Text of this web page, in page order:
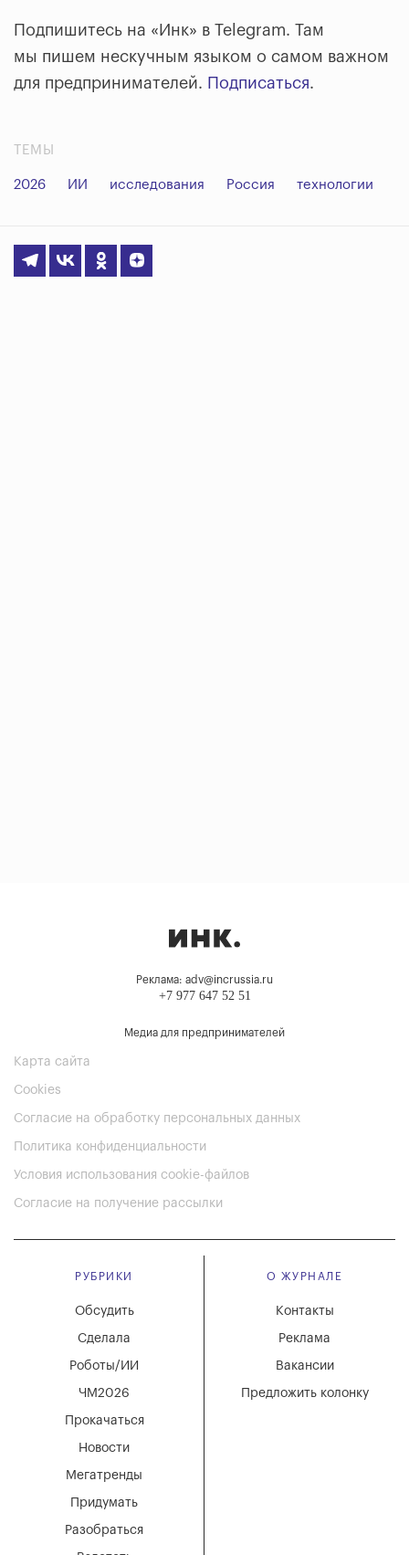
Подпишитесь на «Инк» в Telegram. Там
мы пишем нескучным языком о самом важном
для предпринимателей. Подписаться.
ТЕМЫ
2026 ИИ исследования Россия технологии
Реклама: adv@incrussia.ru
+7 977 647 52 51
Медиа для предпринимателей
Карта сайта
Cookies
Согласие на обработку персональных данных
Политика конфиденциальности
Условия использования cookie-файлов
Согласие на получение рассылки
РУБРИКИ
Мегатренды
Придумать
Разобраться
Новости
Обсудить
Сделала
Роботы/ИИ
ЧМ2026
Прокачаться
О ЖУРНАЛЕ
Вакансии
Реклама
Контакты
Предложить колонку